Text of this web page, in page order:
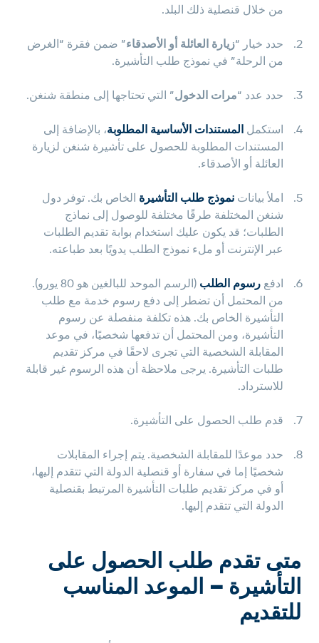
من خلال قنصلية ذلك البلد.
حدد خيار “زيارة العائلة أو الأصدقاء” ضمن فقرة “الغرض
من الرحلة” في نموذج طلب التأشيرة.
حدد عدد “مرات الدخول” التي تحتاجها إلى منطقة شنغن.
استكمل المستندات الأساسية المطلوبة، بالإضافة إلى
المستندات المطلوبة للحصول على تأشيرة شنغن لزيارة
العائلة أو الأصدقاء.
املأ بيانات نموذج طلب التأشيرة الخاص بك. توفر دول
شنغن المختلفة طرقًا مختلفة للوصول إلى نماذج
الطلبات؛ قد يكون عليك استخدام بوابة تقديم الطلبات
عبر الإنترنت أو ملء نموذج الطلب يدويًا بعد طباعته.
ادفع رسوم الطلب
(الرسم الموحد للبالغين هو 80 يورو).
من المحتمل أن تضطر إلى دفع رسوم خدمة مع طلب
التأشيرة الخاص بك. هذه تكلفة منفصلة عن رسوم
التأشيرة، ومن المحتمل أن تدفعها شخصيًا، في موعد
المقابلة الشخصية التي تجرى لاحقًا في مركز تقديم
طلبات التأشيرة. يرجى ملاحظة أن هذه الرسوم غير قابلة
للاسترداد.
قدم طلب الحصول على التأشيرة.
حدد موعدًا للمقابلة الشخصية. يتم إجراء المقابلات
شخصيًا إما في سفارة أو قنصلية الدولة التي تتقدم إليها،
أو في مركز تقديم طلبات التأشيرة المرتبط بقنصلية
الدولة التي تتقدم إليها.
متى تقدم طلب الحصول على
التأشيرة – الموعد المناسب
للتقديم